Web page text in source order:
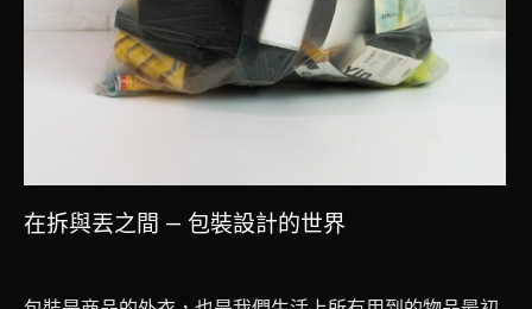
在拆與丟之間 — 包裝設計的世界